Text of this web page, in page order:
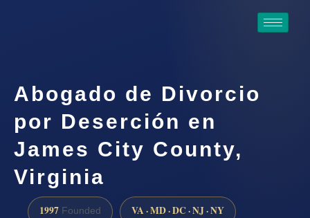
Abogado de Divorcio
por Deserción en
James City County,
Virginia
1997 Founded VA · MD · DC · NJ · NY